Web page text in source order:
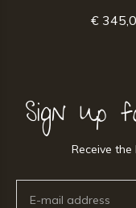
€
Sign up
Receive